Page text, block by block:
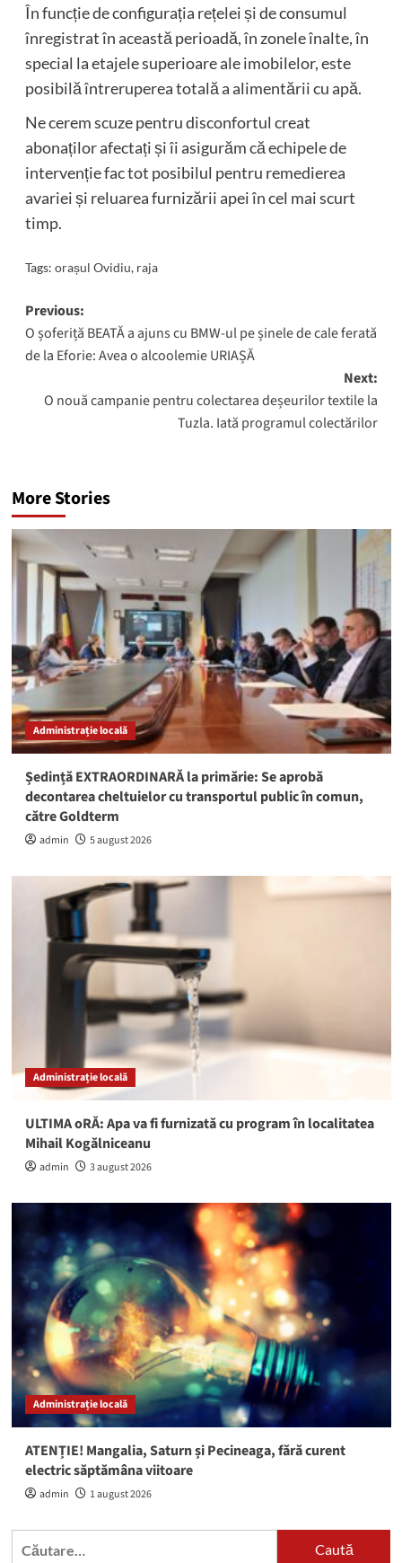
În funcție de configurația rețelei și de consumul
înregistrat în această perioadă, în zonele înalte, în
special la etajele superioare ale imobilelor, este
posibilă întreruperea totală a alimentării cu apă.
Ne cerem scuze pentru disconfortul creat
abonaților afectați și îi asigurăm că echipele de
intervenție fac tot posibilul pentru remedierea
avariei și reluarea furnizării apei în cel mai scurt
timp.
Tags: orașul Ovidiu, raja
Post
navigation
Previous:
O șoferiță BEATĂ a ajuns cu BMW-ul pe șinele de cale ferată
de la Eforie: Avea o alcoolemie URIAȘĂ
Next:
O nouă campanie pentru colectarea deșeurilor textile la
Tuzla. Iată programul colectărilor
More Stories
Administrație locală
Ședință EXTRAORDINARĂ la primărie: Se aprobă
decontarea cheltuielor cu transportul public în comun,
către Goldterm
admin 5 august 2026
Administrație locală
ULTIMA oRĂ: Apa va fi furnizată cu program în localitatea
Mihail Kogălniceanu
admin 3 august 2026
Administrație locală
ATENȚIE! Mangalia, Saturn și Pecineaga, fără curent
electric săptămâna viitoare
admin 1 august 2026
Caută